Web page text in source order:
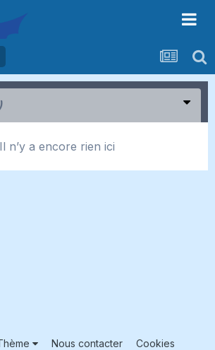
Il n’y a encore rien ici
Nous contacter Cookies